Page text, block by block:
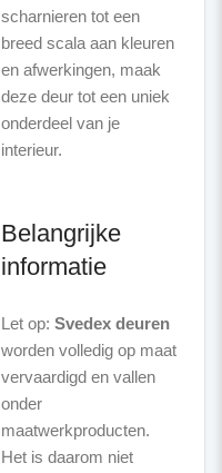
scharnieren tot een
breed scala aan kleuren
en afwerkingen, maak
deze deur tot een uniek
onderdeel van je
interieur.
Belangrijke
informatie
Let op: Svedex deuren
worden volledig op maat
vervaardigd en vallen
onder
maatwerkproducten.
Het is daarom niet